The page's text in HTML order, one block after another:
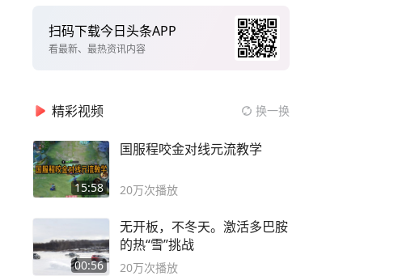
扫码下载今日头条APP
看最新、最热资讯内容
精彩视频 换一换
15:58
国服程咬金对线元流教学
20万次播放
00:56
无开板，不冬天。激活多巴胺
的热“雪”挑战
20万次播放